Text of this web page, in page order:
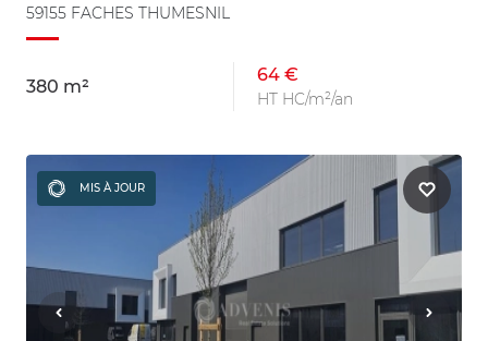
59155 FACHES THUMESNIL
380 m²
64 €
HT HC/m²/an
MIS À JOUR